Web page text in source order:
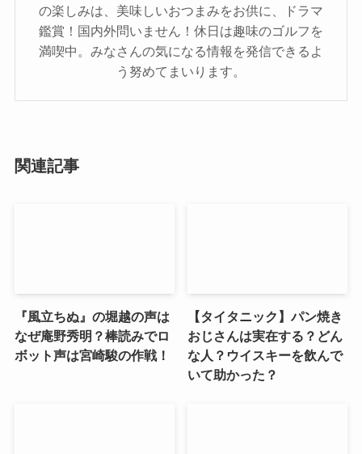
の楽しみは、美味しいおつまみをお供に、ドラマ
鑑賞！国内外問いません！休日は趣味のゴルフを
満喫中。みなさんの気になる情報を発信できるよ
う努めてまいります。
関連記事
『風立ちぬ』の堀越の声は
なぜ庵野秀明？棒読みでロ
ボット声は宮崎駿の作戦！
【タイタニック】パン焼き
おじさんは実在する？どん
な人？ウイスキーを飲んで
いて助かった？